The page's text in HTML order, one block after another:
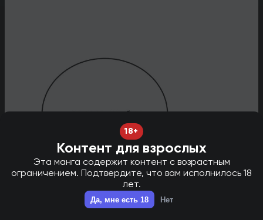
18+
Контент для взрослых
Эта манга содержит контент с возрастным
ограничением. Подтвердите, что вам исполнилось 18
лет.
Да, мне есть 18 Нет
НОВАЯ ГЛАВА В ТГ - НАЖМИ ДЛЯ ПЕРЕХОДА!